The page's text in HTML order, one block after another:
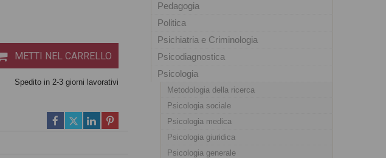
METTI NEL CARRELLO
Spedito in 2-3 giorni lavorativi
Pedagogia
Politica
Psichiatria e Criminologia
Psicodiagnostica
Psicologia
Metodologia della ricerca
Psicologia sociale
Psicologia medica
Psicologia giuridica
Psicologia generale